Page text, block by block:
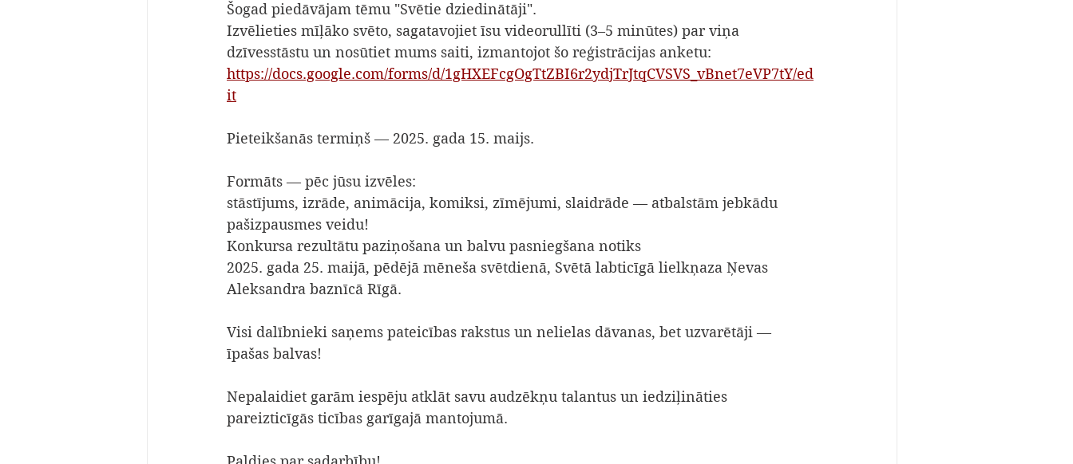
Šogad piedāvājam tēmu "Svētie dziedinātāji".
Izvēlieties mīļāko svēto, sagatavojiet īsu videorullīti (3–5 minūtes) par viņa
dzīvesstāstu un nosūtiet mums saiti, izmantojot šo reģistrācijas anketu:
https://docs.google.com/forms/d/1gHXEFcgOgTtZBI6r2ydjTrJtqCVSVS_vBnet7eVP7tY/ed
it
Pieteikšanās termiņš — 2025. gada 15. maijs.
Formāts — pēc jūsu izvēles:
stāstījums, izrāde, animācija, komiksi, zīmējumi, slaidrāde — atbalstām jebkādu
pašizpausmes veidu!
Konkursa rezultātu paziņošana un balvu pasniegšana notiks
2025. gada 25. maijā, pēdējā mēneša svētdienā, Svētā labticīgā lielkņaza Ņevas
Aleksandra baznīcā Rīgā.
Visi dalībnieki saņems pateicības rakstus un nelielas dāvanas, bet uzvarētāji —
īpašas balvas!
Nepalaidiet garām iespēju atklāt savu audzēkņu talantus un iedziļināties
pareizticīgās ticības garīgajā mantojumā.